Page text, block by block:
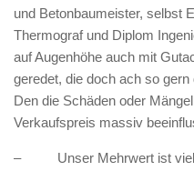
und Betonbaumeister, selbst
Thermograf und Diplom
auf Augenhöhe auch mit
geredet, die doch ach so
Den die Schäden oder
Verkaufspreis massiv
– Unser Mehrwert ist